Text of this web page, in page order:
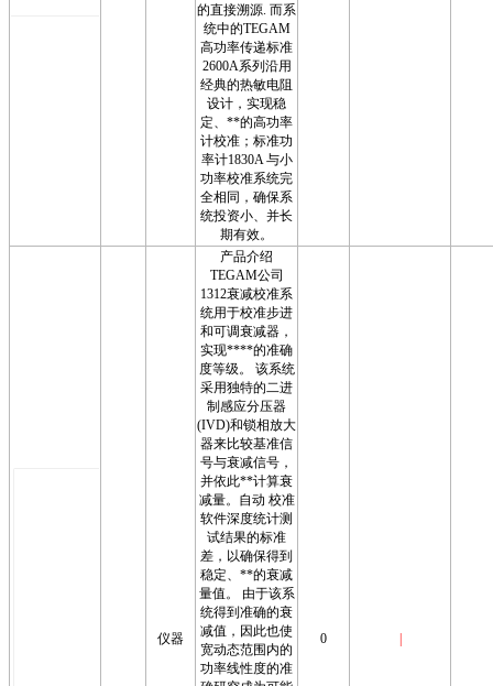
的直接溯源. 而系
统中的TEGAM
高功率传递标准
2600A系列沿用
经典的热敏电阻
设计，实现稳
定、**的高功率
计校准；标准功
率计1830A 与小
功率校准系统完
全相同，确保系
统投资小、并长
期有效。
仪器
产品介绍
TEGAM公司
1312衰减校准系
统用于校准步进
和可调衰减器，
实现****的准确
度等级。 该系统
采用独特的二进
制感应分压器
(IVD)和锁相放大
器来比较基准信
号与衰减信号，
并依此**计算衰
减量。自动 校准
软件深度统计测
试结果的标准
差，以确保得到
稳定、**的衰减
量值。 由于该系
统得到准确的衰
减值，因此也使
宽动态范围内的
功率线性度的准
0 |